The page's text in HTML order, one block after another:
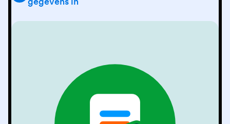
ons Enterprise-product te beoordelen en de beveiliging